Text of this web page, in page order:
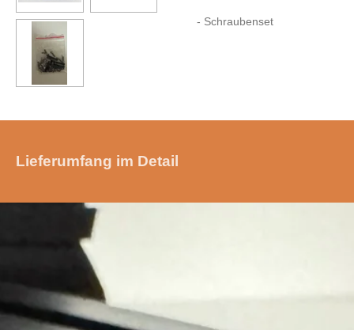
- Schraubenset
Lieferumfang im Detail